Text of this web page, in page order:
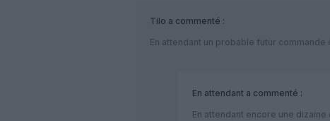
Tilo a commenté :
En attendant un probable futur commande
En attendant a commenté :
En attendant encore une